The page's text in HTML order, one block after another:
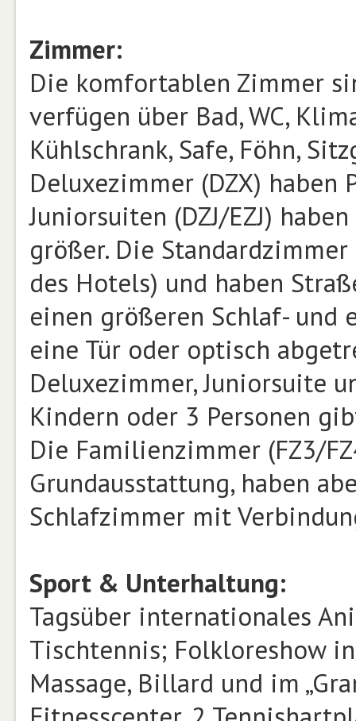
Zimmer:
Die komfortablen Zimmer
verfügen über Bad, WC,
Kühlschrank, Safe, Föhn,
Deluxezimmer (DZX) haben
Juniorsuiten (DZJ/EZJ)
größer. Die
des Hotels) und haben
einen größeren Schlaf- und
eine Tür oder optisch
Deluxezimmer, Juniorsuite
Kindern oder 3 Personen
Die Familienzimmer (FZ3/
Grundausstattung, haben
Schlafzimmer mit
Sport & Unterhaltung:
Tagsüber internationales
Tischtennis; Folkloreshow
Massage, Billard und im